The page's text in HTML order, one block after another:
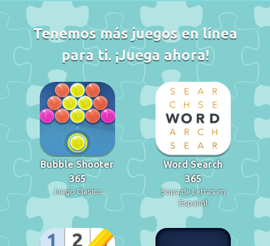
Tenemos más juegos en línea
para ti. ¡Juega ahora!
Bubble Shooter
365
Juego Clásico
Word Search
365
Sopa de Letras en
Español